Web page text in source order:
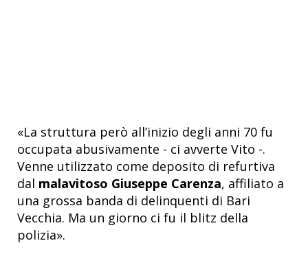
«La struttura però all’inizio degli anni 70 fu
occupata abusivamente - ci avverte Vito -.
Venne utilizzato come deposito di refurtiva
dal malavitoso Giuseppe Carenza, affiliato a
una grossa banda di delinquenti di Bari
Vecchia. Ma un giorno ci fu il blitz della
polizia».